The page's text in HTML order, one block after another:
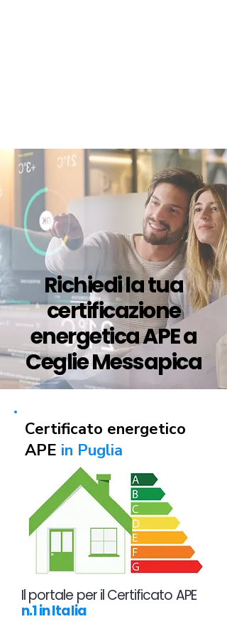
Richiedi la tua
certificazione
energetica APE a
Ceglie Messapica
Certificato energetico
APE in Puglia
Il portale per il Certificato APE
n.1 in Italia